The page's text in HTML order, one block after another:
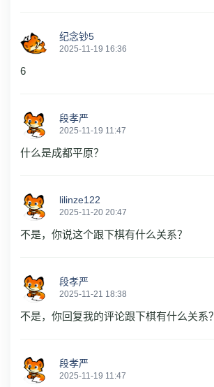
纪念钞5
2025-11-19 16:36
6
段孝严
2025-11-19 11:47
什么是成都平原？
lilinze122
2025-11-20 20:47
不是，你说这个跟下棋有什么关系？
段孝严
2025-11-21 18:38
不是，你回复我的评论跟下棋有什么关系？
段孝严
2025-11-19 11:47